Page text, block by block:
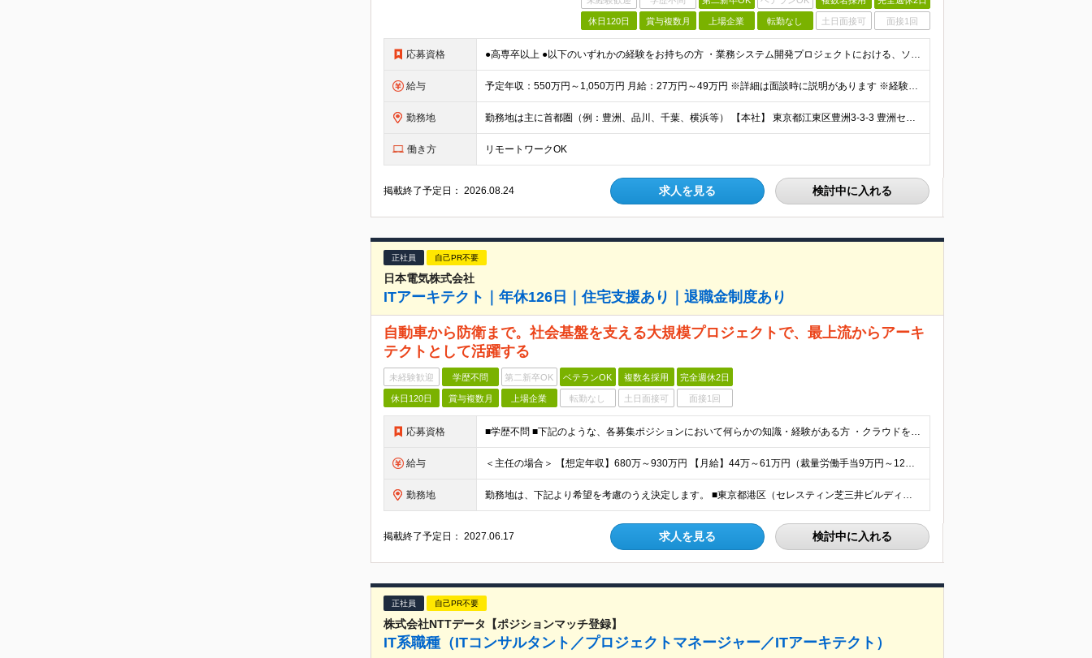
休日120日 賞与複数月 上場企業 転勤なし 土日面接可 面接1回
応募資格 ●高専卒以上 ●以下のいずれかの経験をお持ちの方 ・業務システム開発プロジェクトにおける、ソフトウェアアーキテクチャ設計やアプリケーション処理方式設計の経験（規模や業界は不問） ・業務システム開発プロ
給与 予定年収：550万円～1,050万円 月給：27万円～49万円 ※詳細は面談時に説明があります ※経験・能力を十分に考慮のうえ当社規定により優遇 ※残業代は別途全額支給 ※専門業務型裁量労働制の場合あ
勤務地 勤務地は主に首都圏（例：豊洲、品川、千葉、横浜等） 【本社】 東京都江東区豊洲3-3-3 豊洲センタービル 変更の範囲：会社の定める事業所（リモートワーク含む）
働き方 リモートワークOK
掲載終了予定日：2026.08.24 求人を見る 検討中に入れる
正社員 自己PR不要
日本電気株式会社
ITアーキテクト｜年休126日｜住宅支援あり｜退職金制度あり
自動車から防衛まで。社会基盤を支える大規模プロジェクトで、最上流からアーキ
テクトとして活躍する
未経験歓迎 学歴不問 第二新卒OK ベテランOK 複数名採用 完全週休2日
休日120日 賞与複数月 上場企業 転勤なし 土日面接可 面接1回
応募資格 ■学歴不問 ■下記のような、各募集ポジションにおいて何らかの知識・経験がある方 ・クラウドをベースとしたプラットフォームSIの提案・設計・構築の全フェーズを経験している事 ・インフラ基盤の「設計、構
給与 ＜主任の場合＞ 【想定年収】680万～930万円 【月給】44万～61万円（裁量労働手当9万円～12万円を含む） ※前職年収、ご経験・スキルを考慮の上、当社規定により決定いたします。 ※裁量労働制の適
勤務地 勤務地は、下記より希望を考慮のうえ決定します。 ■東京都港区（セレスティン芝三井ビルディング） ■東京都港区（本社ビル、三田国際ビル） ■東京都府中市（府中事業場） (変更の範囲)上記を除く当社関
掲載終了予定日：2027.06.17 求人を見る 検討中に入れる
正社員 自己PR不要
株式会社NTTデータ【ポジションマッチ登録】
IT系職種（ITコンサルタント／プロジェクトマネージャー／ITアーキテクト）